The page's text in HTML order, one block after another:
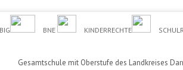
BIG BNE KINDERRECHTE
Gesamtschule mit Oberstufe des Landkreises